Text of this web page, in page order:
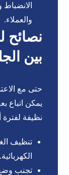
الانضباط
والعملاء.
نصائح
بين
حتى مع
يمكن اتباع
نظيفة
تنظيف
الكهربائية.
تجنب